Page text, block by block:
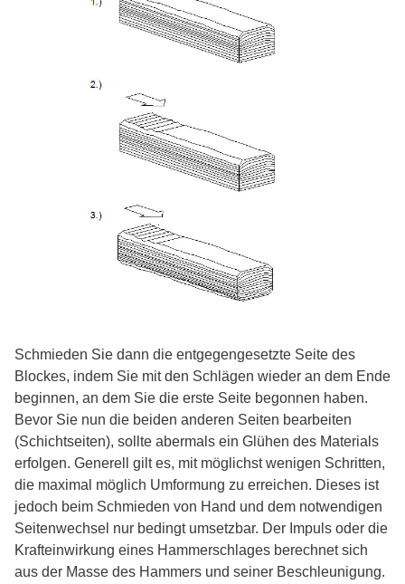
Schmieden Sie dann die entgegengesetzte Seite des
Blockes, indem Sie mit den Schlägen wieder an dem Ende
beginnen, an dem Sie die erste Seite begonnen haben.
Bevor Sie nun die beiden anderen Seiten bearbeiten
(Schichtseiten), sollte abermals ein Glühen des Materials
erfolgen. Generell gilt es, mit möglichst wenigen Schritten,
die maximal möglich Umformung zu erreichen. Dieses ist
jedoch beim Schmieden von Hand und dem notwendigen
Seitenwechsel nur bedingt umsetzbar. Der Impuls oder die
Krafteinwirkung eines Hammerschlages berechnet sich
aus der Masse des Hammers und seiner Beschleunigung.